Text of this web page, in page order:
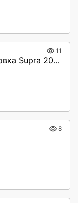
11
Микроволновка Supra 20SB25
8